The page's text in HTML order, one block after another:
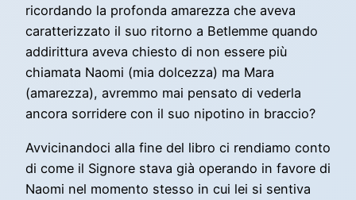
ricordando la profonda amarezza che aveva
caratterizzato il suo ritorno a Betlemme quando
addirittura aveva chiesto di non essere più
chiamata Naomi (mia dolcezza) ma Mara
(amarezza), avremmo mai pensato di vederla
ancora sorridere con il suo nipotino in braccio?
Avvicinandoci alla fine del libro ci rendiamo conto
di come il Signore stava già operando in favore di
Naomi nel momento stesso in cui lei si sentiva